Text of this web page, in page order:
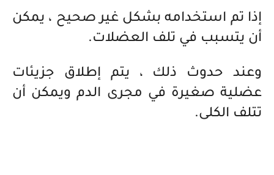
إذا تم استخدامه بشكل غير صحيح ، يمكن
أن يتسبب في تلف العضلات.
وعند حدوث ذلك ، يتم إطلاق جزيئات
عضلية صغيرة في مجرى الدم ويمكن أن
تتلف الكلى.